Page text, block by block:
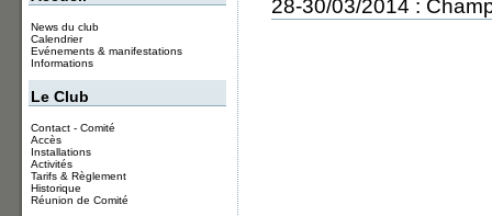
28-30/03/2014 :
News du club
Calendrier
Evénements & manifestations
Informations
Le Club
Contact - Comité
Accès
Installations
Activités
Tarifs & Règlement
Historique
Réunion de Comité